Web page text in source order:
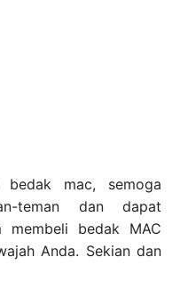
mac, semoga
teman dan dapat
membeli bedak MAC
Anda. Sekian dan